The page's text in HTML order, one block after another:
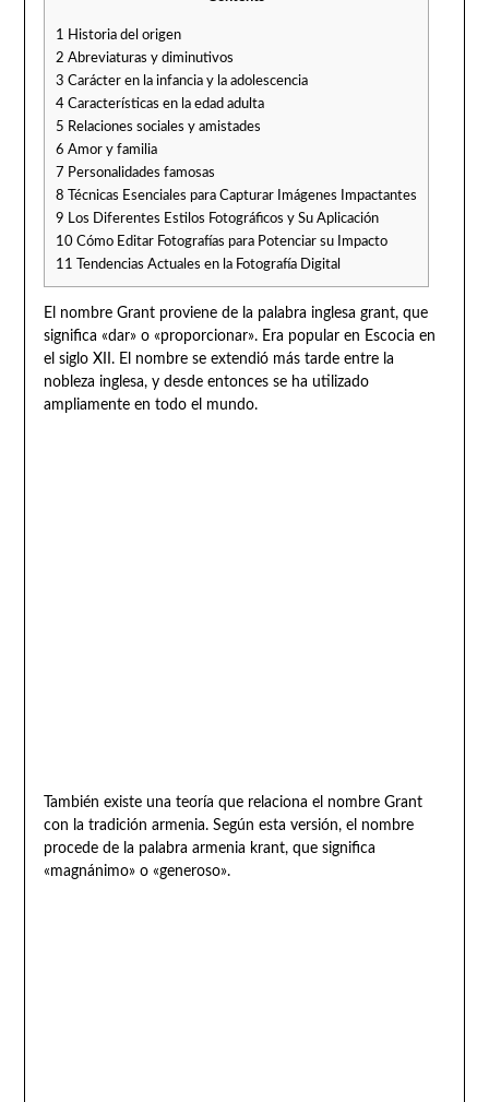
1
Historia del origen
2 Abreviaturas y diminutivos
3 Carácter en la infancia y la adolescencia
4Características en la edad adulta
5 Relaciones sociales y amistades
6 Amor y familia
7 Personalidades famosas
8 Técnicas Esenciales para Capturar Imágenes Impactantes
9 Los Diferentes Estilos Fotográficos y Su Aplicación
10Cómo Editar Fotografías para Potenciar su Impacto
11 Tendencias Actuales en la Fotografía Digital
El nombre Grant proviene de la palabra inglesa grant, que
significa «dar» o «proporcionar». Era popular en Escocia en
el siglo XII. El nombre se extendió más tarde entre la
nobleza inglesa, y desde entonces se ha utilizado
ampliamente en todo el mundo.
También existe una teoría que relaciona el nombre Grant
con la tradición armenia. Según esta versión, el nombre
procede de la palabra armenia krant, que significa
«magnánimo» o «generoso».